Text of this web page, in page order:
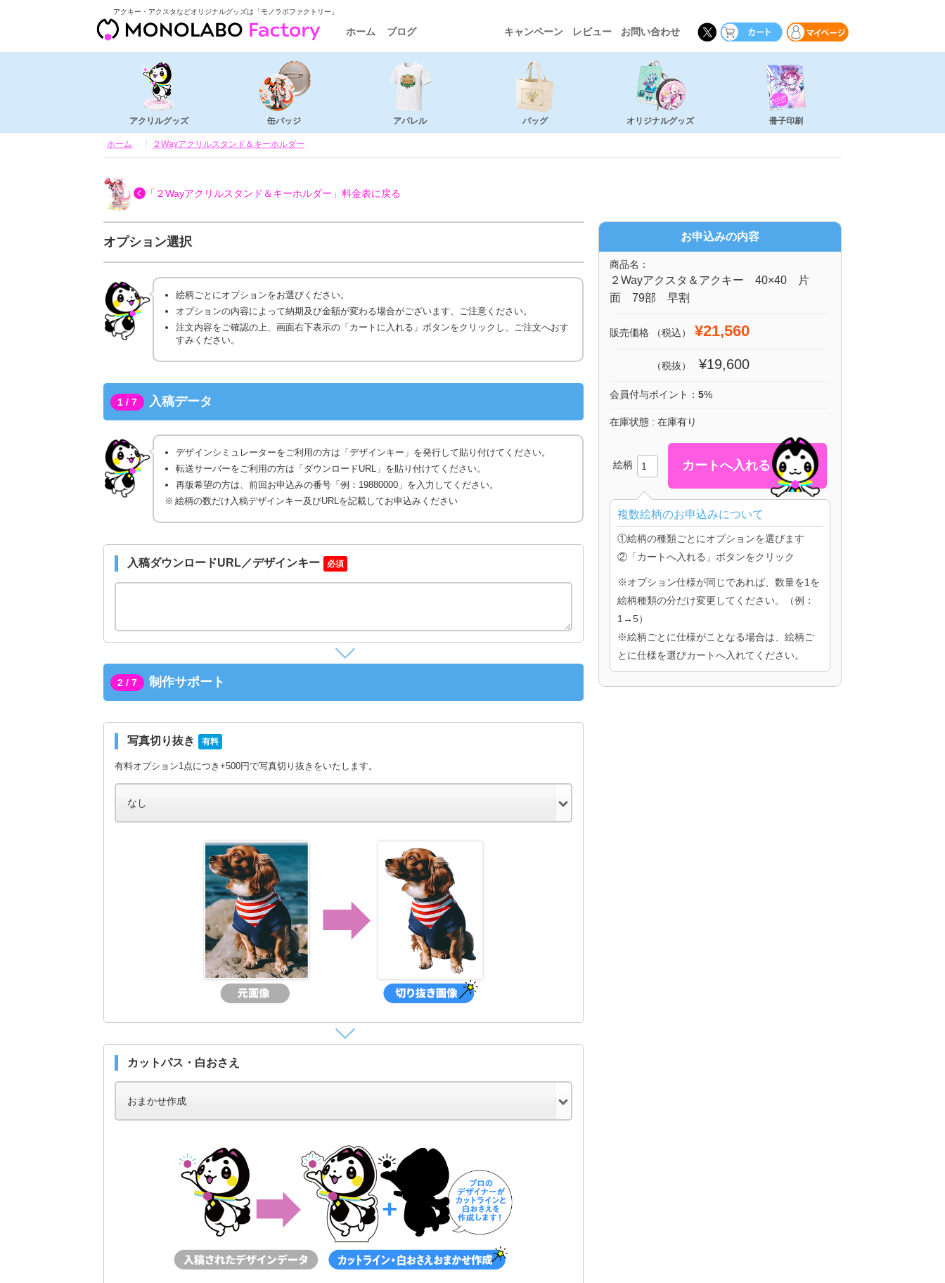
アクキー・アクスタなどオリジナルグッズは「モノラボファクトリー」
ホーム ブログ キャンペーン レビュー お問い合わせ
アクリルグッズ 缶バッジ アパレル バッグ オリジナルグッズ 冊子印刷
ホーム ２Wayアクリルスタンド＆キーホルダー
「２Wayアクリルスタンド＆キーホルダー」 料金表に戻る
オプション選択
絵柄ごとにオプションをお選びください。
オプションの内容によって納期及び金額が変わる場合がございます、ご注意ください。
注文内容をご確認の上、画面右下表示の「カートに入れる」ボタンをクリックし、ご注文へおす
すみください。
1 / 7 入稿データ
デザインシミュレーターをご利用の方は「デザインキー」を発行して貼り付けてください。
転送サーバーをご利用の方は「ダウンロードURL」を貼り付けてください。
再版希望の方は、前回お申込みの番号「例：19880000」を入力してください。
絵柄の数だけ入稿デザインキー及びURLを記載してお申込みください
入稿ダウンロードURL／デザインキー 必須
2 / 7 制作サポート
写真切り抜き 有料
有料オプション1点につき+500円で写真切り抜きをいたします。
カットパス・白おさえ
お申込みの内容
商品名：
２Wayアクスタ＆アクキー 40×40 片
面 79部 早割
販売価格 （税込） ¥21,560
（税抜） ¥19,600
会員付与ポイント： 5%
在庫状態 : 在庫有り
絵柄
複数絵柄のお申込みについて
①絵柄の種類ごとにオプションを選びます
②「カートへ入れる」ボタンをクリック
※オプション仕様が同じであれば、数量を1を
絵柄種類の分だけ変更してください。（例：
1→5）
※絵柄ごとに仕様がことなる場合は、絵柄ご
とに仕様を選びカートへ入れてください。